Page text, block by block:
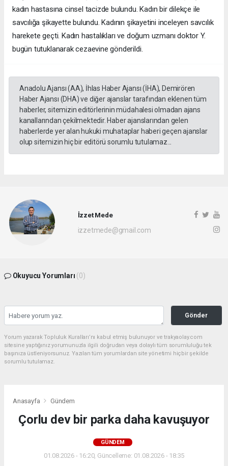
kadın hastasına cinsel tacizde bulundu. Kadın bir dilekçe ile
savcılığa şikayette bulundu. Kadının şikayetini inceleyen savcılık
harekete geçti. Kadın hastalıkları ve doğum uzmanı doktor Y.
bugün tutuklanarak cezaevine gönderildi.
Anadolu Ajansı (AA), İhlas Haber Ajansı (İHA), Demirören
Haber Ajansı (DHA) ve diğer ajanslar tarafından eklenen tüm
haberler, sitemizin editörlerinin müdahalesi olmadan ajans
kanallarından çekilmektedir. Haber ajanslarından gelen
haberlerde yer alan hukuki muhataplar haberi geçen ajanslar
olup sitemizin hiç bir editörü sorumlu tutulamaz...
İzzet Mede
izzetmede@gmail.com
Okuyucu Yorumları (0)
Gönder
Yorum yazarak Topluluk Kuralları’nı kabul etmiş bulunuyor ve trakyaolay.com
sitesine yaptığınız yorumunuzla ilgili doğrudan veya dolaylı tüm sorumluluğu tek
başınıza üstleniyorsunuz. Yazılan tüm yorumlardan site yönetimi hiçbir şekilde
sorumlu tutulamaz.
Anasayfa Gündem
Çorlu dev bir parka daha kavuşuyor
GÜNDEM
01.08.2026 - 16:20, Güncelleme: 01.08.2026 - 18:35